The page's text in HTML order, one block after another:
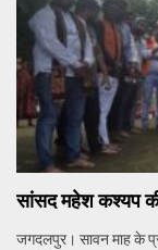
सांसद महेश कश्यप
जगदलपुर। सावन माह के